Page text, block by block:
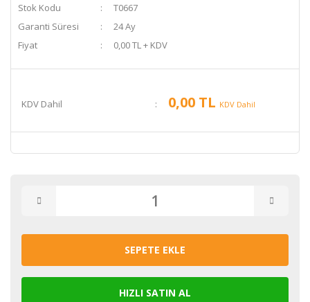
Stok Kodu
T0667
Garanti Süresi
24 Ay
Fiyat
0,00 TL + KDV
KDV Dahil 0,00 TL KDV Dahil
SEPETE EKLE
HIZLI SATIN AL